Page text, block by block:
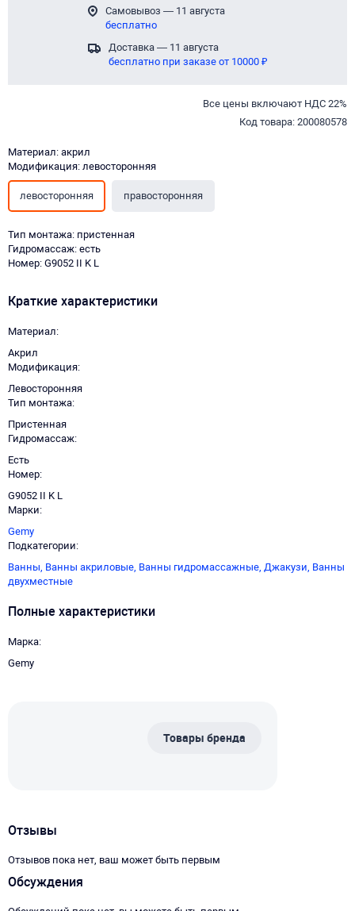
Самовывоз — 11 августа
бесплатно
Доставка — 11 августа
бесплатно при заказе от 10000 ₽
Все цены включают НДС 22%
Код товара: 200080578
Материал: акрил
Модификация: левосторонняя
левосторонняя правосторонняя
Тип монтажа: пристенная
Гидромассаж: есть
Номер: G9052 II K L
Краткие характеристики
Материал
Акрил
Модификация
Левосторонняя
Тип монтажа
Пристенная
Гидромассаж
Есть
Номер
G9052 II K L
Марки
Gemy
Подкатегории
Ванны, Ванны акриловые, Ванны гидромассажные, Джакузи, Ванны
двухместные
Полные характеристики
Марка
Gemy
Товары бренда
Отзывы
Отзывов пока нет, ваш может быть первым
Обсуждения